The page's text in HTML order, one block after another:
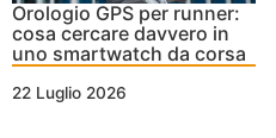
Orologio GPS per runner:
cosa cercare davvero in
uno smartwatch da corsa
22 Luglio 2026